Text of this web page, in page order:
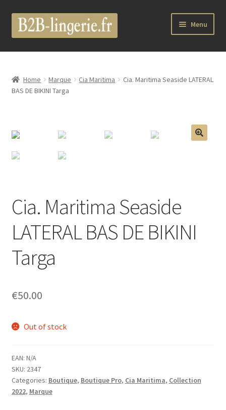
Aller
Aller
au
Menu
B2B Lingerie Site Officiel
Wholesale Registration Page
Boutique
Marques
Femme
Homme
Maillot de bain Femme
Home Marque Cia Maritima
Cia. Maritima Seaside LATERAL
BAS DE BIKINI Targa
Cia. Maritima Seaside
LATERAL BAS DE BIKINI
Targa
€50.00
Out of stock
EAN: N/A
SKU: 2347
Categories: Boutique, Boutique Pro, Cia Maritima, Collection
2022, Marque